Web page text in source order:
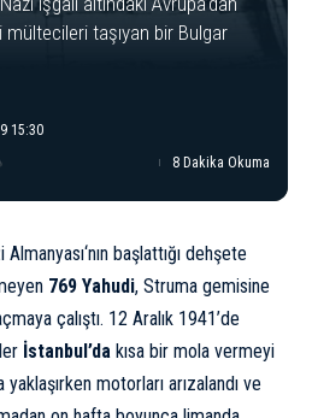
mültecileri taşıyan bir Bulgar
15:30
8 Dakika Okuma
Almanyası‘nın başlattığı dehşete
769 Yahudi, Struma gemisine
çalıştı. 12 Aralık 1941’de
İstanbul’da kısa bir mola vermeyi
motorları arızalandı ve